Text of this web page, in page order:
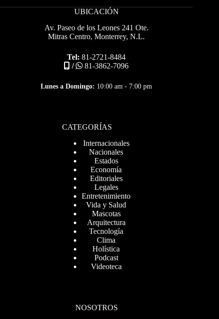
UBICACIÓN
Av. Paseo de los Leones 241 Ote.
Mitras Centro, Monterrey, N.L.
Tel: 81-2721-8484
/
81-3862-7096
Lunes a Domingo: 10:00 am - 7:00 pm
CATEGORÍAS
Internacionales
Nacionales
Estados
Economía
Editoriales
Legales
Entretenimiento
Vida y Salud
Mascotas
Arquitectura
Tecnología
Clima
Holística
Podcast
Videoteca
NOSOTROS